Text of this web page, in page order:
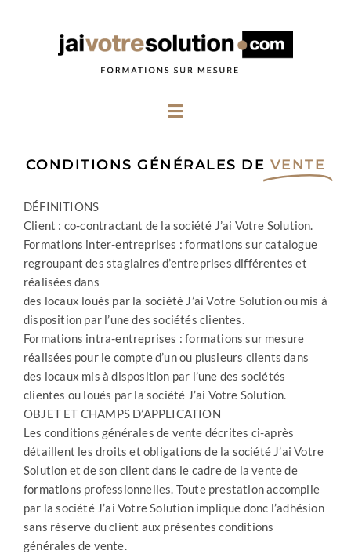
Menu
CONDITIONS GÉNÉRALES DE VENTE
DÉFINITIONS
Client : co-contractant de la société J’ai Votre Solution.
Formations inter-entreprises : formations sur catalogue
regroupant des stagiaires d’entreprises différentes et
réalisées dans
des locaux loués par la société J’ai Votre Solution ou mis à
disposition par l’une des sociétés clientes.
Formations intra-entreprises : formations sur mesure
réalisées pour le compte d’un ou plusieurs clients dans
des locaux mis à disposition par l’une des sociétés
clientes ou loués par la société J’ai Votre Solution.
OBJET ET CHAMPS D’APPLICATION
Les conditions générales de vente décrites ci-après
détaillent les droits et obligations de la société J’ai Votre
Solution et de son client dans le cadre de la vente de
formations professionnelles. Toute prestation accomplie
par la société J’ai Votre Solution implique donc l’adhésion
sans réserve du client aux présentes conditions
générales de vente.